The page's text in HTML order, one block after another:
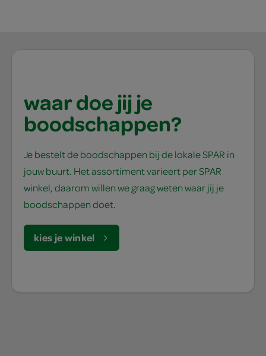
waar doe jij je
boodschappen?
Je bestelt de boodschappen bij de lokale SPAR in
jouw buurt. Het assortiment varieert per SPAR
winkel, daarom willen we graag weten waar jij je
boodschappen doet.
kies je winkel